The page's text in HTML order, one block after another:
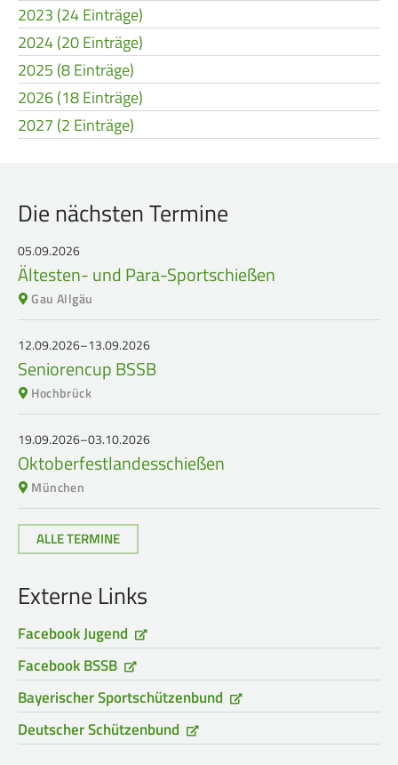
2023 (24 Einträge)
2024 (20 Einträge)
2025 (8 Einträge)
2026 (18 Einträge)
2027 (2 Einträge)
Die nächsten Termine
05.09.2026
Ältesten- und Para-Sportschießen
Gau Allgäu
12.09.2026–13.09.2026
Seniorencup BSSB
Hochbrück
19.09.2026–03.10.2026
Oktoberfestlandesschießen
München
ALLE TERMINE
Externe Links
Facebook Jugend
Facebook BSSB
Bayerischer Sportschützenbund
Deutscher Schützenbund